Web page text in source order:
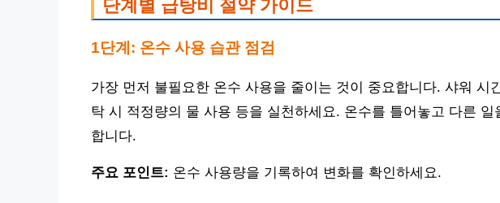
단계별 급탕비 절약 가이드
1단계: 온수 사용 습관 점검
가장 먼저 불필요한 온수 사용을 줄이는 것이 중요합니다. 샤워 시
탁 시 적정량의 물 사용 등을 실천하세요. 온수를 틀어놓고 다른
합니다.
주요 포인트: 온수 사용량을 기록하여 변화를 확인하세요.